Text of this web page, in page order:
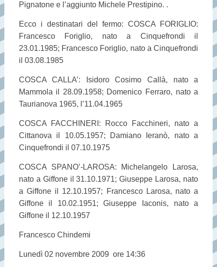
Pignatone e l’aggiunto Michele Prestipino. .
Ecco i destinatari del fermo: COSCA FORIGLIO:
Francesco Foriglio, nato a Cinquefrondi il
23.01.1985; Francesco Foriglio, nato a Cinquefrondi
il 03.08.1985
COSCA CALLA’: Isidoro Cosimo Callà, nato a
Mammola il 28.09.1958; Domenico Ferraro, nato a
Taurianova 1965, l’11.04.1965
COSCA FACCHINERI: Rocco Facchineri, nato a
Cittanova il 10.05.1957; Damiano Ieranò, nato a
Cinquefrondi il 07.10.1975
COSCA SPANO’-LAROSA: Michelangelo Larosa,
nato a Giffone il 31.10.1971; Giuseppe Larosa, nato
a Giffone il 12.10.1957; Francesco Larosa, nato a
Giffone il 10.02.1951; Giuseppe Iaconis, nato a
Giffone il 12.10.1957
Francesco Chindemi
Lunedì 02 novembre 2009 ore 14:36